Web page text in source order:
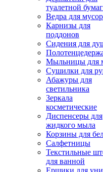
туалетной
Ведра для
Карнизы для
поддонов
Сидения для
Мыльницы для
Сушилки для
Абажуры для
светильника
Зеркала
косметические
Диспенсеры для
жидкого мыла
Корзины для
Салфетницы
Текстильные
для ванной
Ершики для